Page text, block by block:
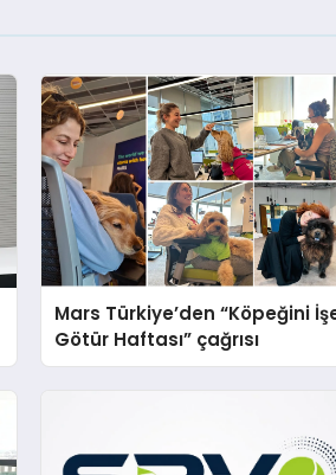
Mars Türkiye’den “Köpeğini
Götür Haftası” çağrısı